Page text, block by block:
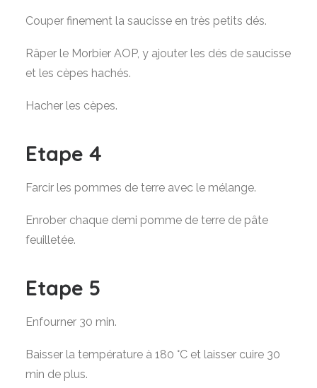
Couper finement la saucisse en très petits dés.
Râper le Morbier AOP, y ajouter les dés de saucisse
et les cèpes hachés.
Hacher les cèpes.
Etape 4
Farcir les pommes de terre avec le mélange.
Enrober chaque demi pomme de terre de pâte
feuilletée.
Etape 5
Enfourner 30 min.
Baisser la température à 180 °C et laisser cuire 30
min de plus.